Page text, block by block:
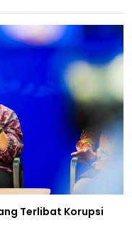
Terlibat Korupsi